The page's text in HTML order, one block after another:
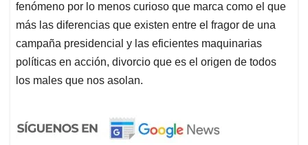
fenómeno por lo menos curioso que marca como el que
más las diferencias que existen entre el fragor de una
campaña presidencial y las eficientes maquinarias
políticas en acción, divorcio que es el origen de todos
los males que nos asolan.